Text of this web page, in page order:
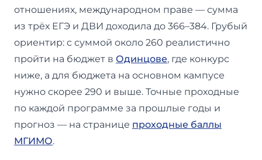
отношениях, международном праве — сумма
из трёх ЕГЭ и ДВИ доходила до 366–384. Грубый
ориентир: с суммой около 260 реалистично
пройти на бюджет в Одинцове, где конкурс
ниже, а для бюджета на основном кампусе
нужно скорее 290 и выше. Точные проходные
по каждой программе за прошлые годы и
прогноз — на странице проходные баллы
МГИМО.